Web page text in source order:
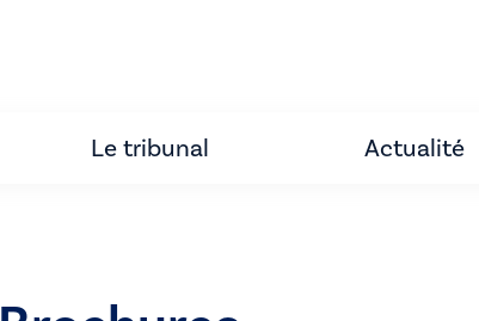
Le tribunal Actualité